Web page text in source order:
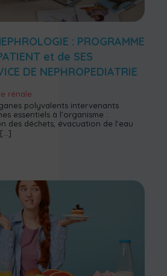
: PROGRAMME
et de SES
DE NEPHROPEDIATRIE
rénale
polyvalents intervenants
essentiels à l’organisme :
des déchets, évacuation de l’eau
[…]